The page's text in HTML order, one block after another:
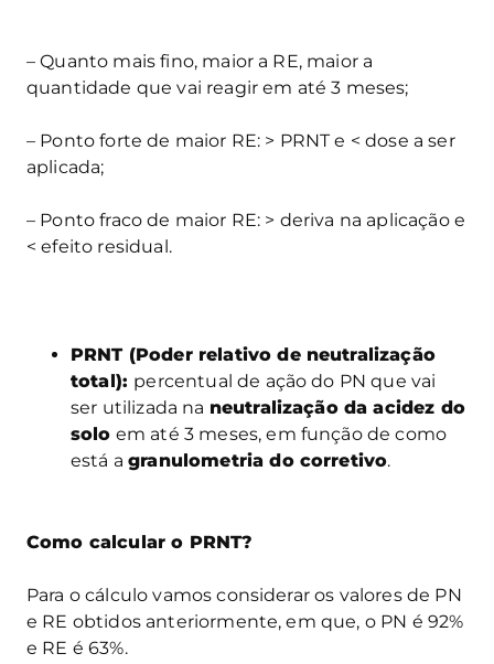
– Quanto mais fino, maior a RE, maior a
quantidade que vai reagir em até 3 meses;
– Ponto forte de maior RE: > PRNT e < dose a ser
aplicada;
– Ponto fraco de maior RE: > deriva na aplicação e
< efeito residual.
PRNT (Poder relativo de neutralização
total): percentual de ação do PN que vai
ser utilizada na neutralização da acidez do
solo em até 3 meses, em função de como
está agranulometria do corretivo.
Como calcular o PRNT?
Para o cálculo vamos considerar os valores de PN
e RE obtidos anteriormente, em que, o PN é 92%
e RE é 63%.